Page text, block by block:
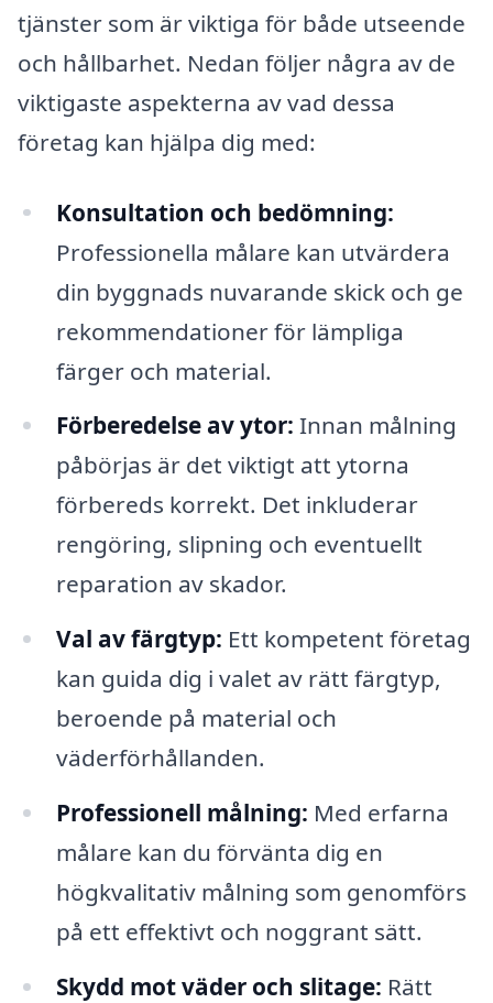
tjänster som är viktiga för både utseende
och hållbarhet. Nedan följer några av de
viktigaste aspekterna av vad dessa
företag kan hjälpa dig med:
Konsultation och bedömning:
Professionella målare kan utvärdera
din byggnads nuvarande skick och ge
rekommendationer för lämpliga
färger och material.
Förberedelse av ytor: Innan målning
påbörjas är det viktigt att ytorna
förbereds korrekt. Det inkluderar
rengöring, slipning och eventuellt
reparation av skador.
Val av färgtyp: Ett kompetent företag
kan guida dig i valet av rätt färgtyp,
beroende på material och
väderförhållanden.
Professionell målning: Med erfarna
målare kan du förvänta dig en
högkvalitativ målning som genomförs
på ett effektivt och noggrant sätt.
Skydd mot väder och slitage: Rätt